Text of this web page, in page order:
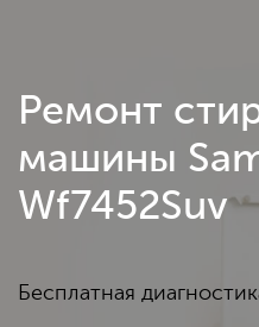
Ремонт
машины
Wf7452Suv
Бесплатная